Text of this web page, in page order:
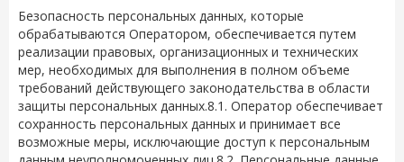
Безопасность персональных данных, которые
обрабатываются Оператором, обеспечивается путем
реализации правовых, организационных и технических
мер, необходимых для выполнения в полном объеме
требований действующего законодательства в области
защиты персональных данных.8.1. Оператор обеспечивает
сохранность персональных данных и принимает все
возможные меры, исключающие доступ к персональным